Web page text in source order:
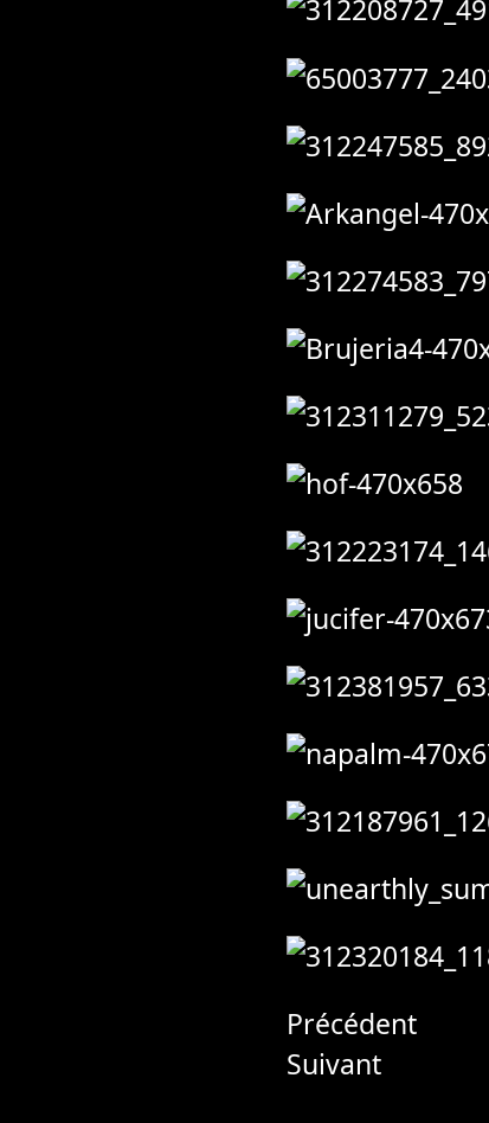
Précédent
Suivant